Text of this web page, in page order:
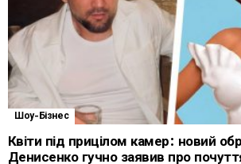
Шоу-Бізнес
Квіти під прицілом камер: новий
Денисенко гучно заявив про